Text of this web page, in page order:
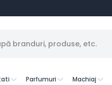
Parfumuri Machiaj